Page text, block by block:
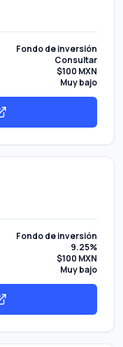
Fondo de inversión
Consultar
$100 MXN
Muy bajo
Fondo de inversión
9.25%
$100 MXN
Muy bajo